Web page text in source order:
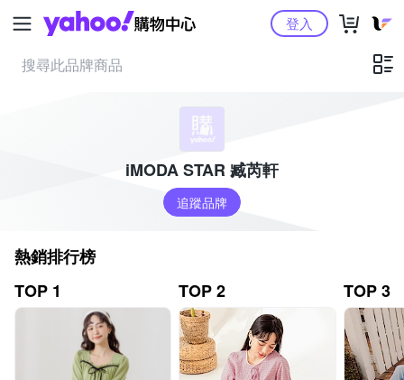
Yahoo購物中心登入
iMODA STAR 臧芮軒
追蹤品牌
熱銷排行榜
TOP 1
TOP 2 TOP 3